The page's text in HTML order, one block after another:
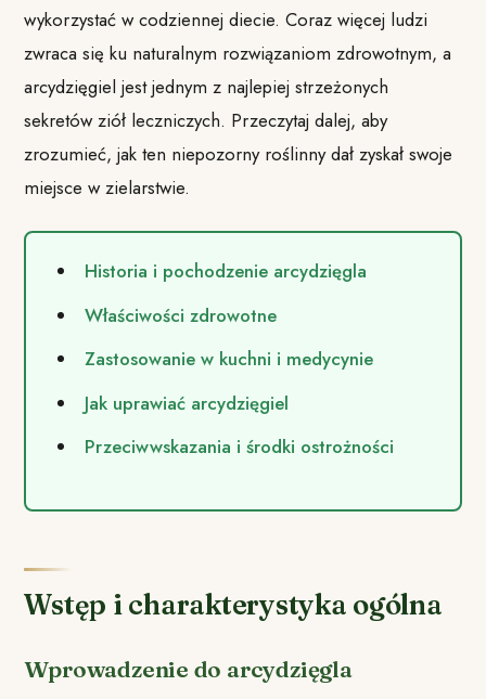
wykorzystać w codziennej diecie. Coraz więcej ludzi
zwraca się ku naturalnym rozwiązaniom zdrowotnym, a
arcydzięgiel jest jednym z najlepiej strzeżonych
sekretów ziół leczniczych. Przeczytaj dalej, aby
zrozumieć, jak ten niepozorny roślinny dał zyskał swoje
miejsce w zielarstwie.
Historia i pochodzenie arcydzięgla
Właściwości zdrowotne
Zastosowanie w kuchni i medycynie
Jak uprawiać arcydzięgiel
Przeciwwskazania i środki ostrożności
Wstęp i charakterystyka ogólna
Wprowadzenie do arcydzięgla